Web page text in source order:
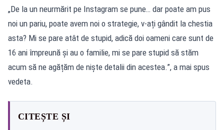
„De la un neurmărit pe Instagram se pune… dar poate am pus
noi un pariu, poate avem noi o strategie, v-ați gândit la chestia
asta? Mi se pare atât de stupid, adică doi oameni care sunt de
16 ani împreună și au o familie, mi se pare stupid să stăm
acum să ne agățăm de niște detalii din acestea.”, a mai spus
vedeta.
CITEȘTE ȘI